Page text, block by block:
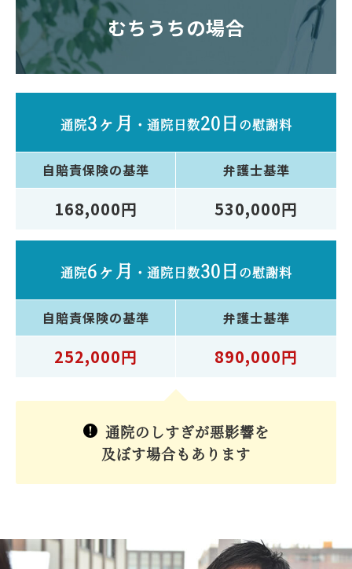
むちうちの場合
通院3ヶ月 ・ 通院日数20日の慰謝料
自賠責保険の基準 弁護士基準
168,000円 530,000円
通院6ヶ月 ・ 通院日数30日の慰謝料
自賠責保険の基準 弁護士基準
252,000円 890,000円
通院のしすぎが悪影響を
及ぼす場合もあります